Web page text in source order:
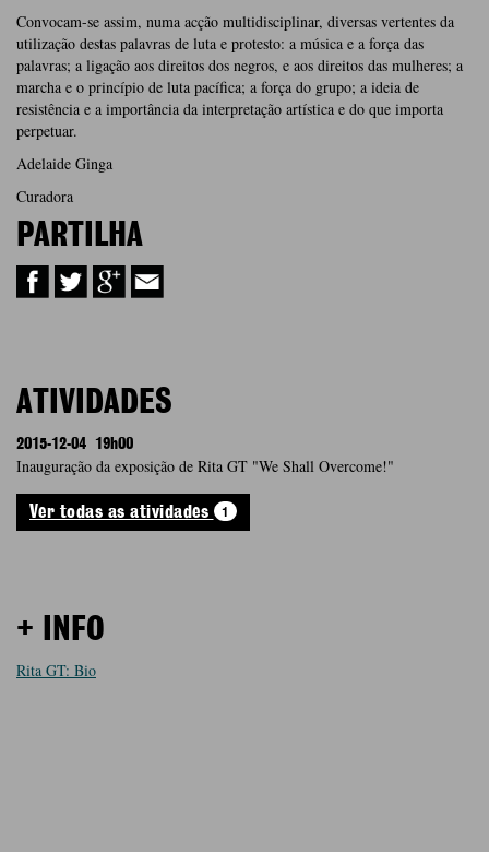
Convocam-se assim, numa acção multidisciplinar, diversas vertentes da
utilização destas palavras de luta e protesto: a música e a força das
palavras; a ligação aos direitos dos negros, e aos direitos das mulheres; a
marcha e o princípio de luta pacífica; a força do grupo; a ideia de
resistência e a importância da interpretação artística e do que importa
perpetuar.
Adelaide Ginga
Curadora
PARTILHA
ATIVIDADES
2015-12-04 19h00
Inauguração da exposição de Rita GT "We Shall Overcome!"
Ver todas as atividades 1
+ INFO
Rita GT: Bio